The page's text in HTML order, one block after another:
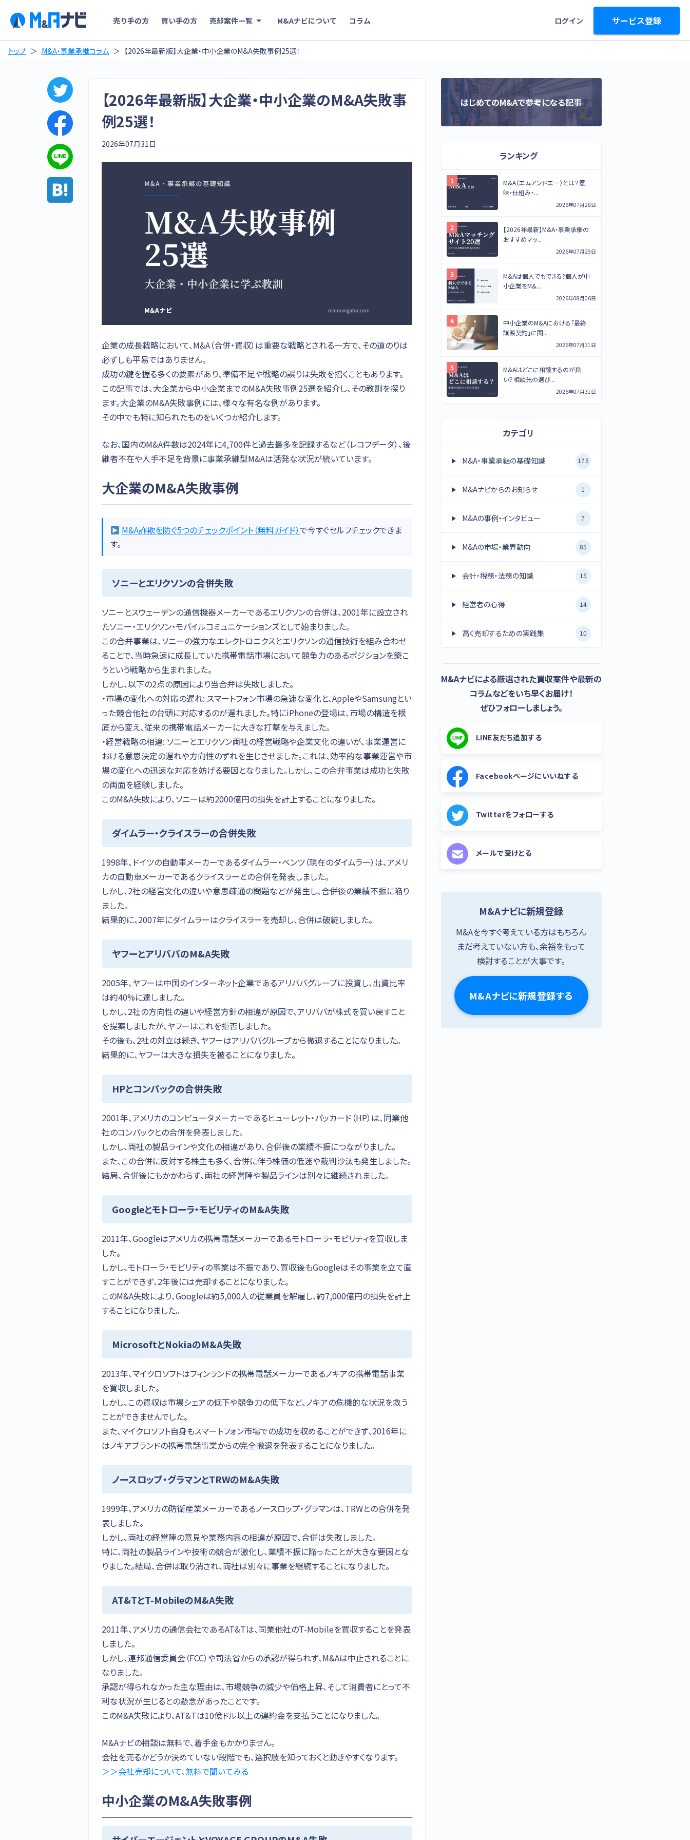
売り手の方 買い手の方 売却案件一覧 M&Aナビについて コラム ログイン サービス登録
トップ M&A・事業承継コラム 【2026年最新版】大企業・中小企業のM&A失敗事例25選！
【2026年最新版】大企業・中小企業のM&A失敗事
例25選！
2026年07月31日
企業の成長戦略において、M&A（合併・買収）は重要な戦略とされる一方で、その道のりは
必ずしも平易ではありません。
成功の鍵を握る多くの要素があり、準備不足や戦略の誤りは失敗を招くこともあります。
この記事では、大企業から中小企業までのM&A失敗事例25選を紹介し、その教訓を探り
ます。大企業のM&A失敗事例には、様々な有名な例があります。
その中でも特に知られたものをいくつか紹介します。
なお、国内のM&A件数は2024年に4,700件と過去最多を記録するなど（レコフデータ）、後
継者不在や人手不足を背景に事業承継型M&Aは活発な状況が続いています。
大企業のM&A失敗事例
M&A詐欺を防ぐ5つのチェックポイント（無料ガイド）で今すぐセルフチェックできま
す。
ソニーとエリクソンの合併失敗
ソニーとスウェーデンの通信機器メーカーであるエリクソンの合併は、2001年に設立され
たソニー・エリクソン・モバイルコミュニケーションズとして始まりました。
この合弁事業は、ソニーの強力なエレクトロニクスとエリクソンの通信技術を組み合わせ
ることで、当時急速に成長していた携帯電話市場において競争力のあるポジションを築こ
うという戦略から生まれました。
しかし、以下の2点の原因により当合弁は失敗しました。
・市場の変化への対応の遅れ: スマートフォン市場の急速な変化と、AppleやSamsungとい
った競合他社の台頭に対応するのが遅れました。特にiPhoneの登場は、市場の構造を根
底から変え、従来の携帯電話メーカーに大きな打撃を与えました。
・経営戦略の相違: ソニーとエリクソン両社の経営戦略や企業文化の違いが、事業運営に
おける意思決定の遅れや方向性のずれを生じさせました。これは、効率的な事業運営や市
場の変化への迅速な対応を妨げる要因となりました。しかし、この合弁事業は成功と失敗
の両面を経験しました。
このM&A失敗により、ソニーは約2000億円の損失を計上することになりました。
ダイムラー・クライスラーの合併失敗
1998年、ドイツの自動車メーカーであるダイムラー・ベンツ（現在のダイムラー）は、アメリ
カの自動車メーカーであるクライスラーとの合併を発表しました。
しかし、2社の経営文化の違いや意思疎通の問題などが発生し、合併後の業績不振に陥り
ました。
結果的に、2007年にダイムラーはクライスラーを売却し、合併は破綻しました。
ヤフーとアリババのM&A失敗
2005年、ヤフーは中国のインターネット企業であるアリババグループに投資し、出資比率
は約40%に達しました。
しかし、2社の方向性の違いや経営方針の相違が原因で、アリババが株式を買い戻すこと
を提案しましたが、ヤフーはこれを拒否しました。
その後も、2社の対立は続き、ヤフーはアリババグループから撤退することになりました。
結果的に、ヤフーは大きな損失を被ることになりました。
HPとコンパックの合併失敗
2001年、アメリカのコンピュータメーカーであるヒューレット・パッカード（HP）は、同業他
社のコンパックとの合併を発表しました。
しかし、両社の製品ラインや文化の相違があり、合併後の業績不振につながりました。
また、この合併に反対する株主も多く、合併に伴う株価の低迷や裁判沙汰も発生しました。
結局、合併後にもかかわらず、両社の経営陣や製品ラインは別々に継続されました。
Googleとモトローラ・モビリティのM&A失敗
2011年、Googleはアメリカの携帯電話メーカーであるモトローラ・モビリティを買収しま
した。
しかし、モトローラ・モビリティの事業は不振であり、買収後もGoogleはその事業を立て直
すことができず、2年後には売却することになりました。
このM&A失敗により、Googleは約5,000人の従業員を解雇し、約7,000億円の損失を計上
することになりました。
MicrosoftとNokiaのM&A失敗
2013年、マイクロソフトはフィンランドの携帯電話メーカーであるノキアの携帯電話事業
を買収しました。
しかし、この買収は市場シェアの低下や競争力の低下など、ノキアの危機的な状況を救う
ことができませんでした。
また、マイクロソフト自身もスマートフォン市場での成功を収めることができず、2016年に
はノキアブランドの携帯電話事業からの完全撤退を発表することになりました。
ノースロップ・グラマンとTRWのM&A失敗
1999年、アメリカの防衛産業メーカーであるノースロップ・グラマンは、TRWとの合併を発
表しました。
しかし、両社の経営陣の意見や業務内容の相違が原因で、合併は失敗しました。
特に、両社の製品ラインや技術の競合が激化し、業績不振に陥ったことが大きな要因とな
りました。結局、合併は取り消され、両社は別々に事業を継続することになりました。
AT&TとT-MobileのM&A失敗
2011年、アメリカの通信会社であるAT&Tは、同業他社のT-Mobileを買収することを発表
しました。
しかし、連邦通信委員会（FCC）や司法省からの承認が得られず、M&Aは中止されることに
なりました。
承認が得られなかった主な理由は、市場競争の減少や価格上昇、そして消費者にとって不
利な状況が生じるとの懸念があったことです。
このM&A失敗により、AT&Tは10億ドル以上の違約金を支払うことになりました。
M&Aナビの相談は無料で、着手金もかかりません。
会社を売るかどうか決めていない段階でも、選択肢を知っておくと動きやすくなります。
＞＞会社売却について、無料で聞いてみる
中小企業のM&A失敗事例
はじめてのM&Aで参考になる記事
ランキング
M&A（エムアンドエー）とは？意
味・仕組み・...
2026年07月28日
【2026年最新】M&A・事業承継の
おすすめマッ...
2026年07月29日
M&Aは個人でもできる?個人が中
小企業をM&...
2026年08月06日
中小企業のM&Aにおける「最終
譲渡契約」に関...
2026年07月31日
M&Aはどこに相談するのが良
い？相談先の選び...
2026年07月31日
カテゴリ
M&A・事業承継の基礎知識 175
M&Aナビからのお知らせ 1
M&Aの事例・インタビュー 7
M&Aの市場・業界動向 85
会計・税務・法務の知識 15
経営者の心得 14
高く売却するための実践集 10
M&Aナビによる厳選された買収案件や最新の
コラムなどをいち早くお届け！
ぜひフォローしましょう。
LINE友だち追加する
Facebookページにいいねする
Twitterをフォローする
メールで受けとる
M&Aナビに新規登録
M&Aを今すぐ考えている方はもちろん
まだ考えていない方も、余裕をもって
検討することが大事です。
M&Aナビに新規登録する